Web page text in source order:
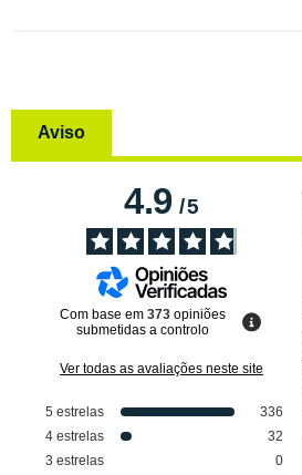
Aviso
4.9/5
Com base em 373 opiniões
submetidas a controlo
Ver todas as avaliações neste site
5 estrelas
336
4 estrelas
32
3 estrelas
0